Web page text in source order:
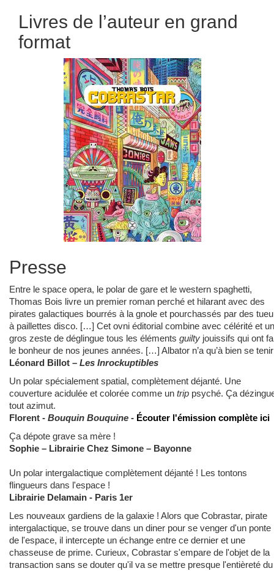
Livres de l’auteur en grand
format
Presse
Entre le space opera, le polar de gare et le western spaghetti,
Thomas Bois livre un premier roman perché et hilarant avec des
pirates galactiques bourrés à la gnole et pourchassés par des
à paillettes disco. […] Cet ovni éditorial combine avec célérité et un
gros zeste de déglingue tous les éléments guilty jouissifs qui ont
le bonheur de nos jeunes années. […] Albator n’a qu’à bien se
Léonard Billot – Les Inrockuptibles
Un polar spécialement spatial, complètement déjanté. Une
couverture acidulée et colorée comme un trip psyché. Ça
tout azimut.
Florent - Bouquin Bouquine - Écouter l'émission complète ici
Ça dépote grave sa mère !
Sophie – Librairie Chez Simone – Bayonne
Un polar intergalactique complètement déjanté ! Les tontons
flingueurs dans l'espace !
Librairie Delamain - Paris 1er
Les nouveaux gardiens de la galaxie ! Alors que Cobrastar, pirate
intergalactique, se trouve dans un diner pour se venger d'un ponte
de l'espace, il intercepte un échange entre ce dernier et une
chasseuse de prime. Curieux, Cobrastar s'empare de l'objet de la
transaction sans se douter qu'il va se mettre presque l'entièreté du